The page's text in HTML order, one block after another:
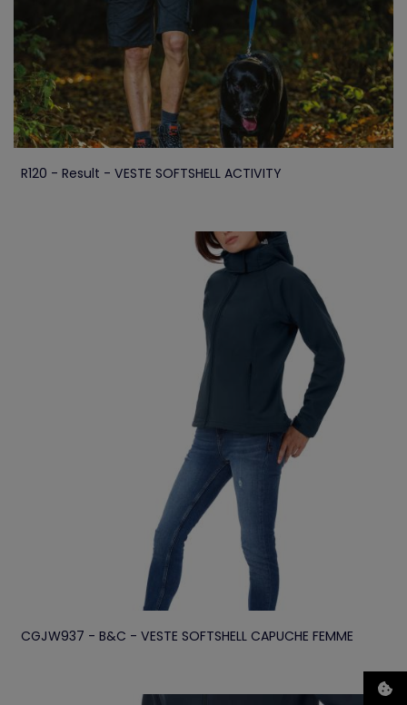
R120 - Result - VESTE SOFTSHELL ACTIVITY
CGJW937 - B&C - VESTE SOFTSHELL CAPUCHE FEMME